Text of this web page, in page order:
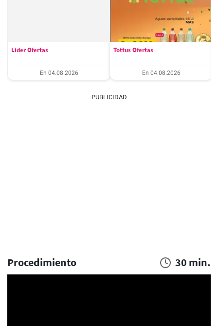
Lider Ofertas
En 04.08.2026
Tottus Ofertas
En 04.08.2026
PUBLICIDAD
Procedimiento 30 min.